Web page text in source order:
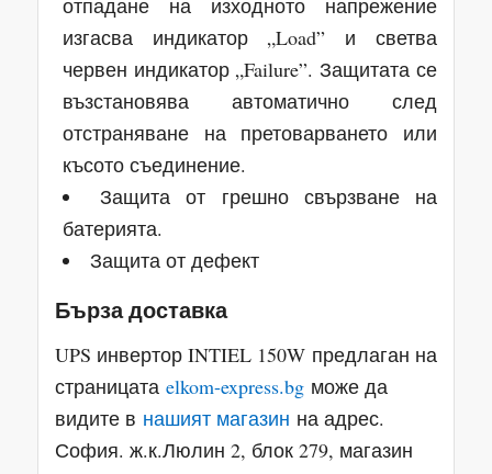
изгасва индикатор „Load” и светва
червен индикатор „Failure”. Защитата се
възстановява автоматично след
отстраняване на претоварването или
късото съединение.
Защита от грешно свързване на
батерията.
Защита от дефект
Бърза доставка
UPS инвертор INTIEL 150W предлаган на
страницата elkom-express.bg може да
видите в нашият магазин на адрес.
София. ж.к.Люлин 2, блок 279, магазин